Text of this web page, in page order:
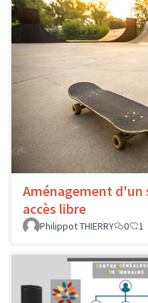
Aménagement d'un
accès libre
Philippot THIERRY
0 1